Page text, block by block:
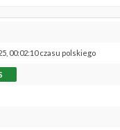
00:02:10 czasu polskiego